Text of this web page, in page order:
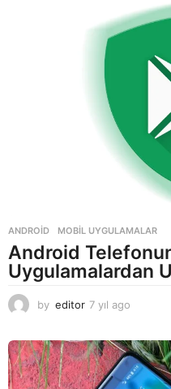
ANDROID ,MOBIL UYGULAMALAR
Android
Uygulamalardan
by editor 7 yıl ago
l
a
g